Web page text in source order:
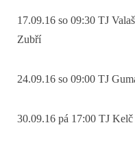
17.09.16 so 09:30 TJ
Zubří
24.09.16 so 09:00 TJ
30.09.16 pá 17:00 TJ